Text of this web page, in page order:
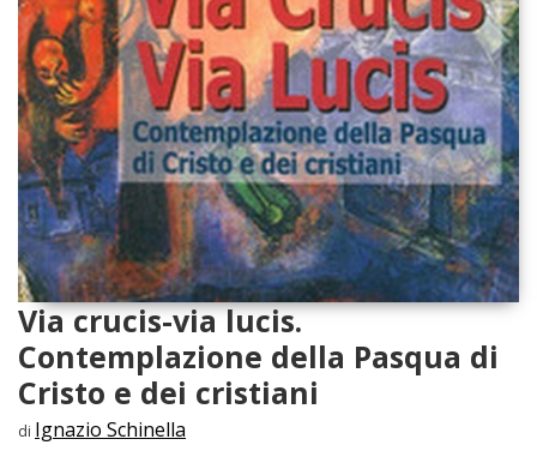
Via crucis-via lucis.
Contemplazione della Pasqua di
Cristo e dei cristiani
di Ignazio Schinella